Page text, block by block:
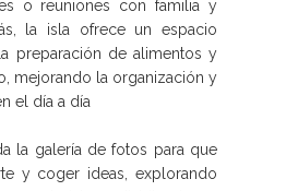
o reuniones con familia y
la isla ofrece un espacio
preparación de alimentos y
mejorando la organización y
el día a día
la galería de fotos para que
y coger ideas, explorando